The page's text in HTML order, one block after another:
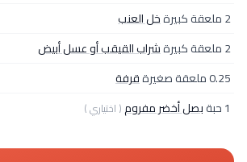
2 ملعقة كبيرة
خل العنب
2 ملعقة كبيرة
شراب القيقب أو عسل أبيض
0.25 ملعقة صغيرة
قرفة
1 حبة
بصل أخضر مفروم( اختياري )